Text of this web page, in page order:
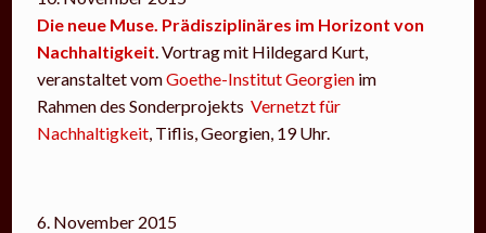
Die neue Muse. Prädisziplinäres im Horizont von
Nachhaltigkeit . Vortrag mit Hildegard Kurt,
veranstaltet vomGoethe-Institut Georgien im
Rahmen des SonderprojektsVernetzt für
Nachhaltigkeit , Tiflis, Georgien, 19 Uhr.
6. November 2015